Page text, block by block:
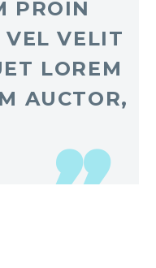
PROIN
VELIT
LOREM
AUCTOR,